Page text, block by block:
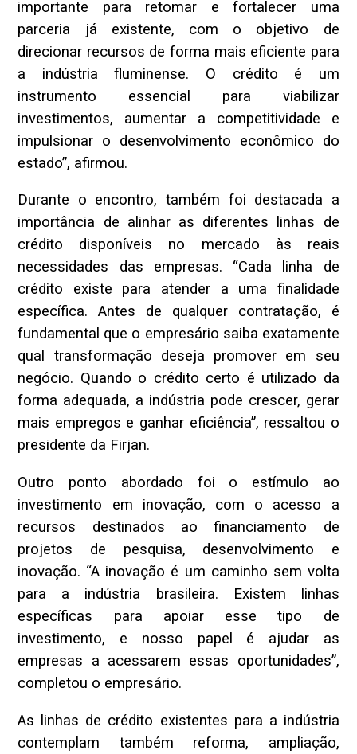
importante para retomar e fortalecer uma
parceria já existente, com o objetivo de
direcionar recursos de forma mais eficiente para
a indústria fluminense. O crédito é um
instrumento essencial para viabilizar
investimentos, aumentar a competitividade e
impulsionar o desenvolvimento econômico do
estado”, afirmou.
Durante o encontro, também foi destacada a
importância de alinhar as diferentes linhas de
crédito disponíveis no mercado às reais
necessidades das empresas. “Cada linha de
crédito existe para atender a uma finalidade
específica. Antes de qualquer contratação, é
fundamental que o empresário saiba exatamente
qual transformação deseja promover em seu
negócio. Quando o crédito certo é utilizado da
forma adequada, a indústria pode crescer, gerar
mais empregos e ganhar eficiência”, ressaltou o
presidente da Firjan.
Outro ponto abordado foi o estímulo ao
investimento em inovação, com o acesso a
recursos destinados ao financiamento de
projetos de pesquisa, desenvolvimento e
inovação. “A inovação é um caminho sem volta
para a indústria brasileira. Existem linhas
específicas para apoiar esse tipo de
investimento, e nosso papel é ajudar as
empresas a acessarem essas oportunidades”,
completou o empresário.
As linhas de crédito existentes para a indústria
contemplam também reforma, ampliação,